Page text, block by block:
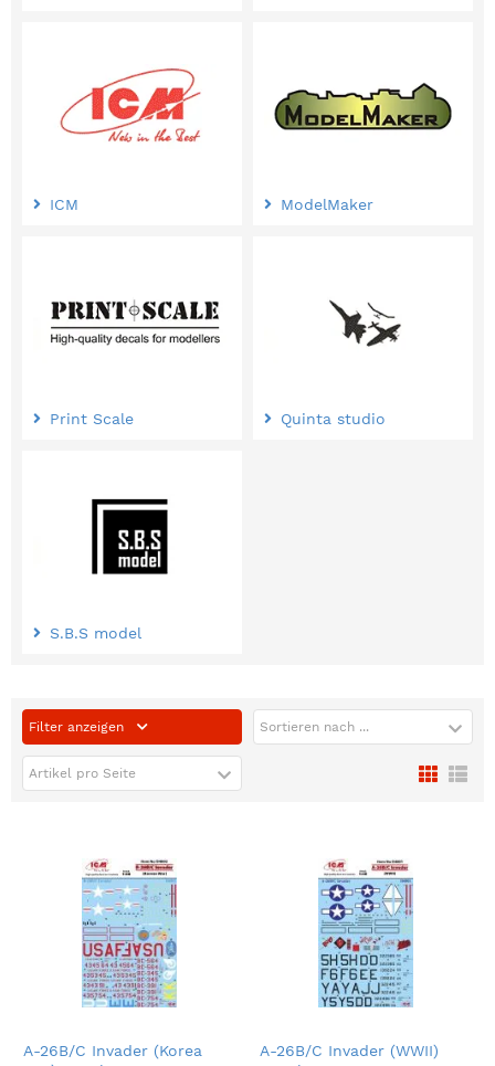
ICM ModelMaker
Print Scale Quinta studio
S.B.S model
Filter anzeigen Sortieren nach ...
Artikel pro Seite
A-26B/C Invader (Korea
A-26B/C Invader (WWII)